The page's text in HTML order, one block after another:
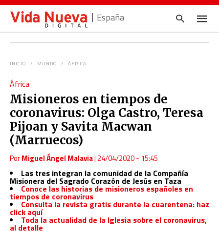
España
pulsa
en
INICIO MUNDO ÁFRICA
África
Misioneros en tiempos de
coronavirus: Olga Castro, Teresa
Pijoan y Savita Macwan
(Marruecos)
PorMiguel Ángel Malavia| 24/04/2020 - 15:45
Las tres integran la comunidad de la Compañía
Misionera del Sagrado Corazón de Jesús en Taza
Conoce las historias de misioneros españoles en
tiempos de coronavirus
Consulta la revista gratis durante la cuarentena: haz
click aquí
Toda la actualidad de la Iglesia sobre el coronavirus,
al detalle